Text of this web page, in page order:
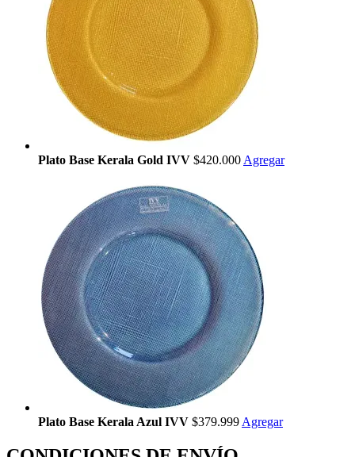
Plato Base Kerala Gold IVV $420.000 Agregar
Plato Base Kerala Azul IVV $379.999 Agregar